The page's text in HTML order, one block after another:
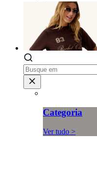
Categoria
Ver tudo >